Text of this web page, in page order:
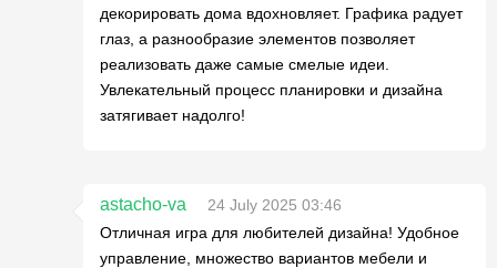
декорировать дома вдохновляет. Графика радует
глаз, а разнообразие элементов позволяет
реализовать даже самые смелые идеи.
Увлекательный процесс планировки и дизайна
затягивает надолго!
astacho-va
24 July 2025 03:46
Отличная игра для любителей дизайна! Удобное
управление, множество вариантов мебели и